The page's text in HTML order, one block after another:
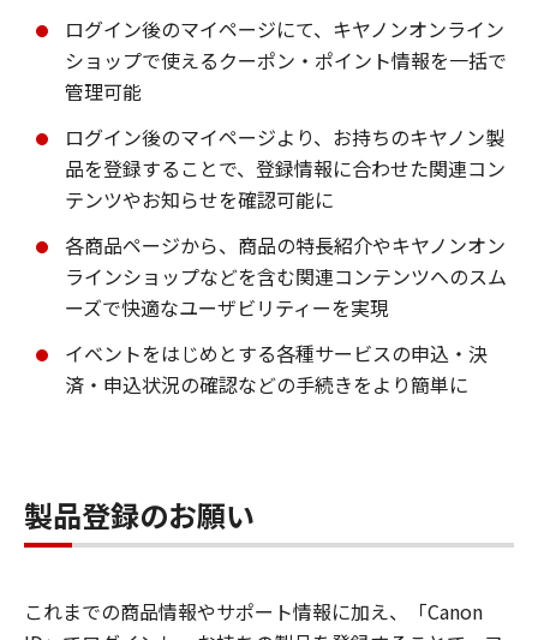
ログイン後のマイページにて、キヤノンオンライン
ショップで使えるクーポン・ポイント情報を一括で
管理可能
ログイン後のマイページより、お持ちのキヤノン製
品を登録することで、登録情報に合わせた関連コン
テンツやお知らせを確認可能に
各商品ページから、商品の特長紹介やキヤノンオン
ラインショップなどを含む関連コンテンツへのスム
ーズで快適なユーザビリティーを実現
イベントをはじめとする各種サービスの申込・決
済・申込状況の確認などの手続きをより簡単に
製品登録のお願い
これまでの商品情報やサポート情報に加え、「Canon